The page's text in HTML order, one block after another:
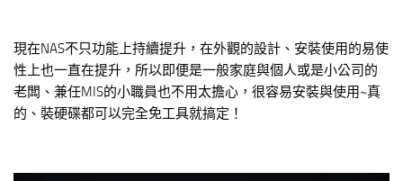
現在NAS不只功能上持續提升，在外觀的設計、安裝使用的易使
性上也一直在提升，所以即便是一般家庭與個人或是小公司的
老闆、兼任MIS的小職員也不用太擔心，很容易安裝與使用~真
的、裝硬碟都可以完全免工具就搞定！